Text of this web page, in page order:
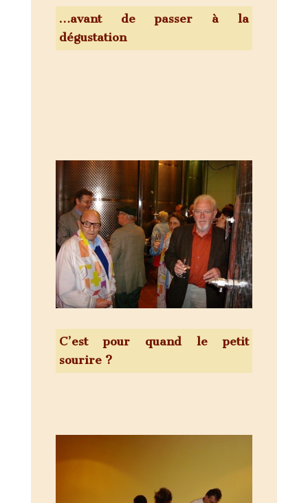
…avant de passer à la
dégustation
C’est pour quand le petit
sourire ?